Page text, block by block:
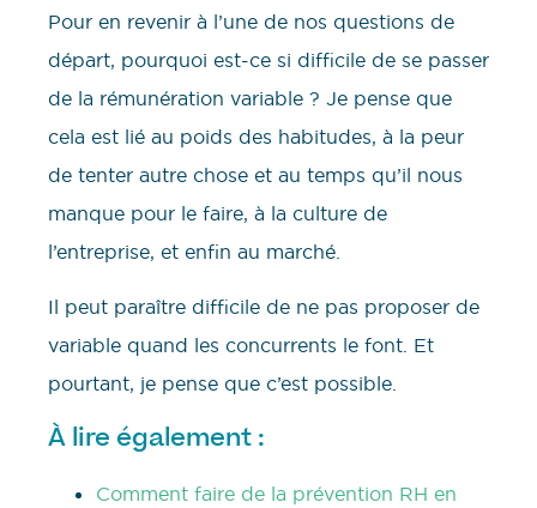
Pour en revenir à l’une de nos questions de
départ, pourquoi est-ce si difficile de se passer
de la rémunération variable ? Je pense que
cela est lié au poids des habitudes, à la peur
de tenter autre chose et au temps qu’il nous
manque pour le faire, à la culture de
l’entreprise, et enfin au marché.
Il peut paraître difficile de ne pas proposer de
variable quand les concurrents le font. Et
pourtant, je pense que c’est possible.
À lire également :
Comment faire de la prévention RH en